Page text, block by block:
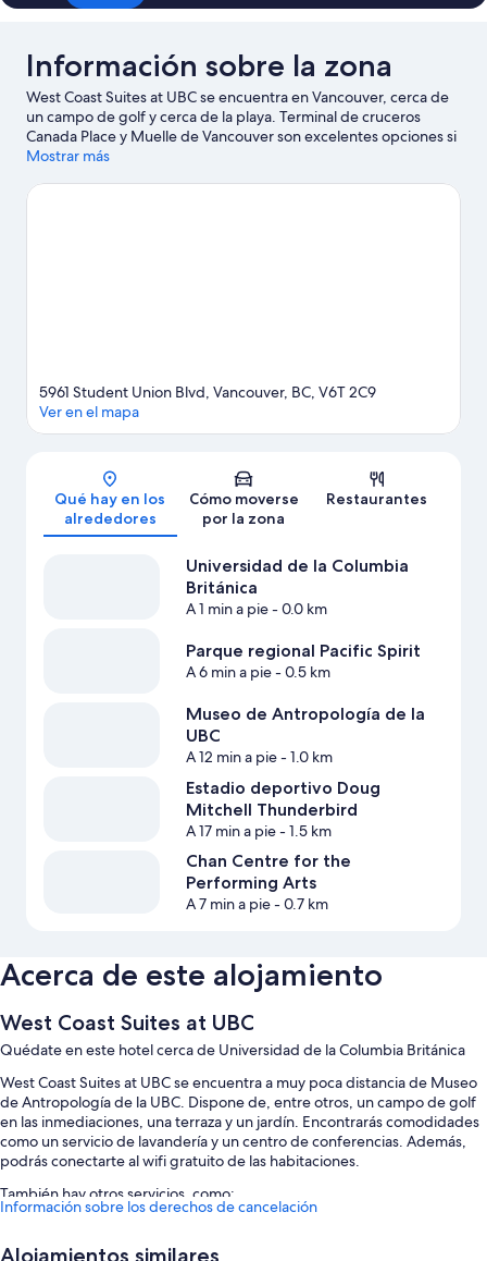
Información sobre la zona
West Coast Suites at UBC se encuentra en Vancouver, cerca de
un campo de golf y cerca de la playa. Terminal de cruceros
Canada Place y Muelle de Vancouver son excelentes opciones si
buscas unas vacaciones activas; para sumergirte en la
un evento especial? Puedes consultar el calendario de Estadio
Mostrar más
Mapa
5961 Student Union Blvd, Vancouver, BC, V6T 2C9
Ver en el mapa
Qué hay en los
alrededores
Cómo moverse
por la zona
Restaurantes
Universidad de la Columbia
Británica
A 1 min a pie- 0.0 km
Parque regional Pacific Spirit
A 6 min a pie- 0.5 km
Museo de Antropología de la
UBC
A 12 min a pie- 1.0 km
Estadio deportivo Doug
Mitchell Thunderbird
A 17 min a pie- 1.5 km
Chan Centre for the
Performing Arts
A 7 min a pie- 0.7 km
Acerca de este alojamiento
West Coast Suites at UBC
Quédate en este hotel cerca de Universidad de la Columbia Británica
West Coast Suites at UBC se encuentra a muy poca distancia de Museo
de Antropología de la UBC. Dispone de, entre otros, un campo de golf
en las inmediaciones, una terraza y un jardín. Encontrarás comodidades
como un servicio de lavandería y un centro de conferencias. Además,
podrás conectarte al wifi gratuito de las habitaciones.
También hay otros servicios, como:
recepción
Información sobre los derechos de cancelación